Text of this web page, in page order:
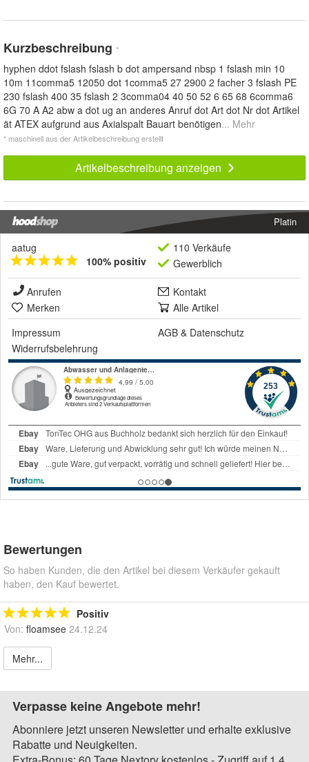
Kurzbeschreibung *
hyphen ddot fslash fslash b dot ampersand nbsp 1 fslash min 10
10m 11comma5 12050 dot 1comma5 27 2900 2 facher 3 fslash PE
230 fslash 400 35 fslash 2 3comma04 40 50 52 6 65 68 6comma6
6G 70 A A2 abw a dot ug an anderes Anruf dot Art dot Nr dot Artikel
ät ATEX aufgrund aus Axialspalt Bauart benötigen... Mehr
* maschinell aus der Artikelbeschreibung erstellt
Artikelbeschreibung anzeigen
Platin
aatug
100% positiv
110 Verkäufe
Gewerblich
Anrufen
Kontakt
Merken
Alle Artikel
Impressum
AGB & Datenschutz
Widerrufsbelehrung
Bewertungen
So haben Kunden, die den Artikel bei diesem Verkäufer gekauft
haben, den Kauf bewertet.
Positiv
Von: floamsee 24.12.24
Mehr...
Verpasse keine Angebote mehr!
Abonniere jetzt unseren Newsletter und erhalte exklusive
Rabatte und Neuigkeiten.